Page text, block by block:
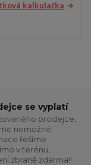
kalkulačka
se vyplatí
prodejce,
nemožné,
řešíme
v terénu,
zbraně zdarma!!